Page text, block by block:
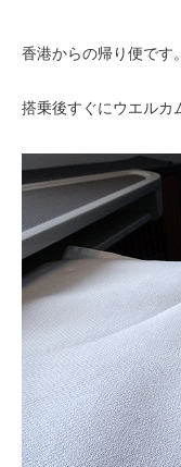
香港からの帰り便です。
搭乗後すぐにウエルカ